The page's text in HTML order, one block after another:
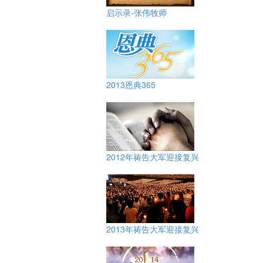
启示录-张伟牧师
2013恩典365
2012年祷告大军迎接复兴
2013年祷告大军迎接复兴